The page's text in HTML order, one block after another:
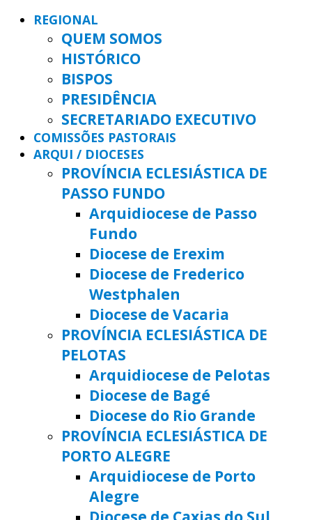
REGIONAL
QUEM SOMOS
HISTÓRICO
BISPOS
PRESIDÊNCIA
SECRETARIADO EXECUTIVO
COMISSÕES PASTORAIS
ARQUI / DIOCESES
PROVÍNCIA ECLESIÁSTICA DE
PASSO FUNDO
Arquidiocese de Passo
Fundo
Diocese de Erexim
Diocese de Frederico
Westphalen
Diocese de Vacaria
PROVÍNCIA ECLESIÁSTICA DE
PELOTAS
Arquidiocese de Pelotas
Diocese de Bagé
Diocese do Rio Grande
PROVÍNCIA ECLESIÁSTICA DE
PORTO ALEGRE
Arquidiocese de Porto
Alegre